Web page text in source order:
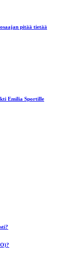
pitää tietää
Emilia Sportille